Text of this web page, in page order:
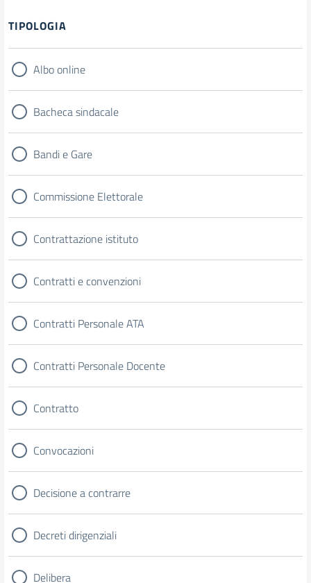
TIPOLOGIA
Albo online
Bacheca sindacale
Bandi e Gare
Commissione Elettorale
Contrattazione istituto
Contratti e convenzioni
Contratti Personale ATA
Contratti Personale Docente
Contratto
Convocazioni
Decisione a contrarre
Decreti dirigenziali
Delibera